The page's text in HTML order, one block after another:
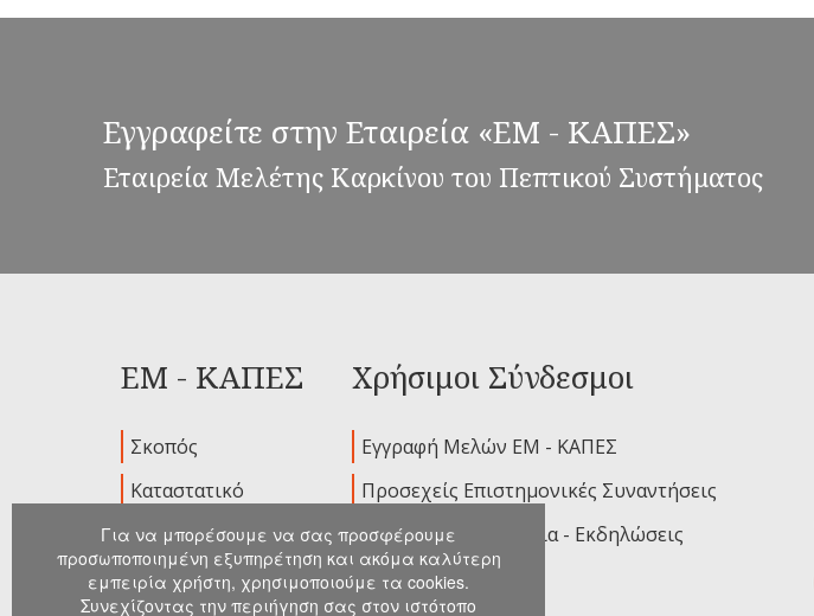
Εγγραφείτε στην Εταιρεία «ΕΜ - ΚΑΠΕΣ»
Εταιρεία Μελέτης Καρκίνου του Πεπτικού Συστήματος
ΕΜ - ΚΑΠΕΣ
Σκοπός
Καταστατικό
Ιδρυτικά Μέλη
Διοικούσα
Επιτροπή
Χρήσιμοι Σύνδεσμοι
Εγγραφή Μελών ΕΜ - ΚΑΠΕΣ
Προσεχείς Επιστημονικές Συναντήσεις
Παλαιότερα Συνέδρια - Εκδηλώσεις
Ανακοινώσεις
Για να μπορέσουμε να σας προσφέρουμε
προσωποποιημένη εξυπηρέτηση και ακόμα καλύτερη
εμπειρία χρήστη, χρησιμοποιούμε τα cookies.
Συνεχίζοντας την περιήγηση σας στον ιστότοπο